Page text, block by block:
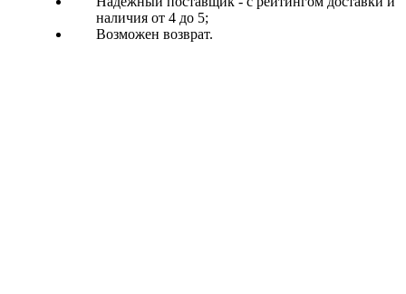
наличия от 4 до 5;
Возможен возврат.